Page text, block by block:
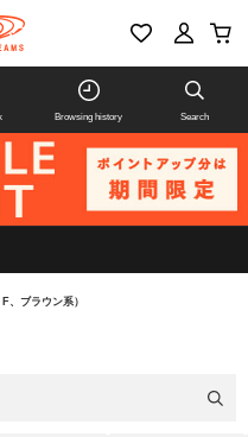
Browsing history Search
、ブラウン系）